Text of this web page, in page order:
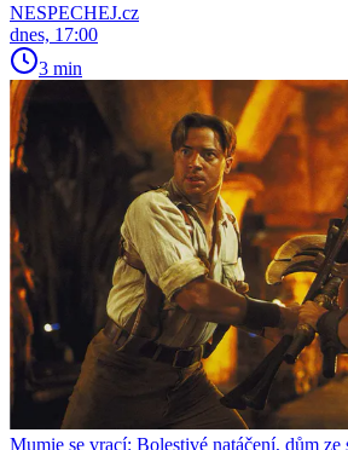
NESPECHEJ.cz
dnes, 17:00
3 min
Mumie se vrací: Bolestivé natáčení, dům ze